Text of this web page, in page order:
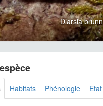
Diarsia
Habitats Phénologie